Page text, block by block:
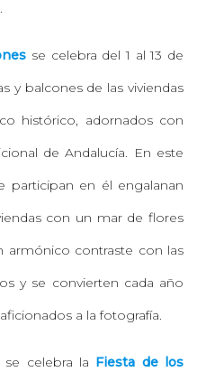
se celebra del 1 al 13 de
y balcones de las viviendas
histórico, adornados con
de Andalucía. En este
participan en él engalanan
con un mar de flores
armónico contraste con las
y se convierten cada año
a la fotografía.
celebra la Fiesta de los